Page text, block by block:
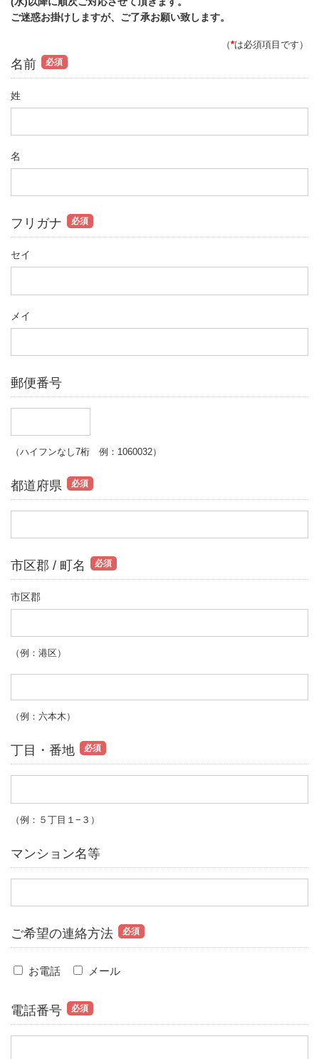
ご迷惑お掛けしますが、ご了承お願い致します。